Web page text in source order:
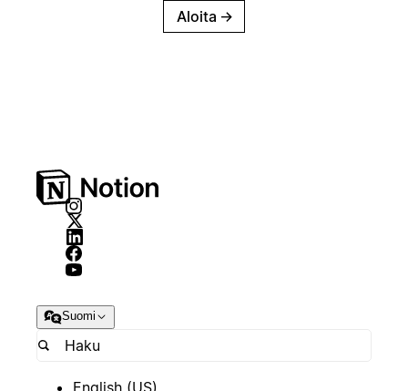
Aloita →
Suomi
English (US)